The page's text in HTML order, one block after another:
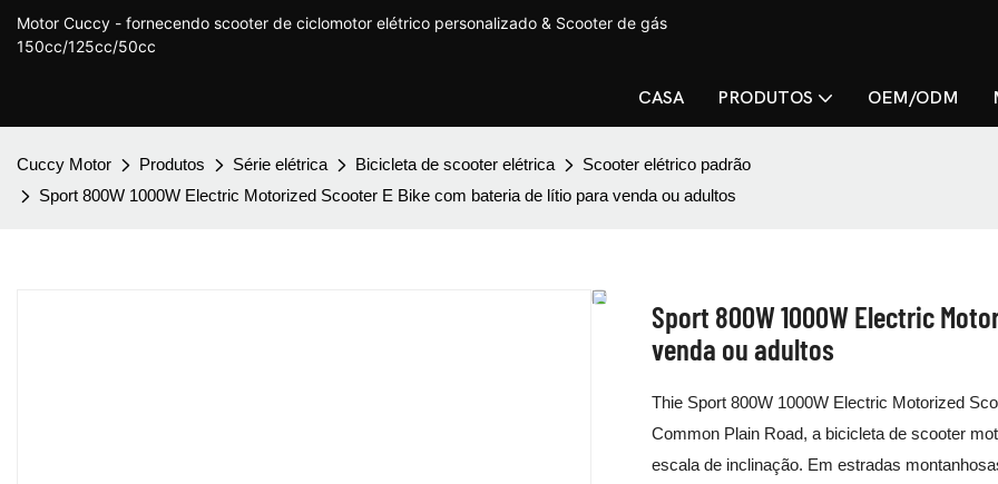
Motor Cuccy - fornecendo scooter de ciclomotor elétrico personalizado & Scooter de gás
150cc/125cc/50cc
CASA PRODUTOS OEM/ODM
Cuccy Motor Produtos Série elétrica Bicicleta de scooter elétrica
Scooter elétrico padrão
Sport 800W 1000W Electric Motorized Scooter E Bike com bateria de lítio para venda ou adultos
Sport 800W 1000W Electric
venda ou adultos
Thie Sport 800W 1000W Electric Motorized
Common Plain Road, a bicicleta de scooter
escala de inclinação. Em estradas